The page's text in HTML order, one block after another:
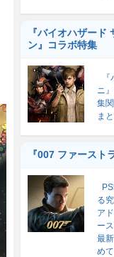
『バイオハザード
ン』コラボ特集
ニ
集
ま
『007 ファースト
る
ア
ー
最
め